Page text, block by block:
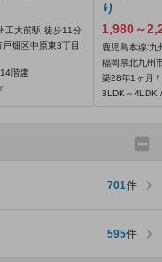
工大前駅 徒歩11分
畑区中原東3丁目
階建
り
1,980～
鹿児島本線/九
福岡県北九州
築28年1ヶ月 /
3LDK～4LDK
701件
595件